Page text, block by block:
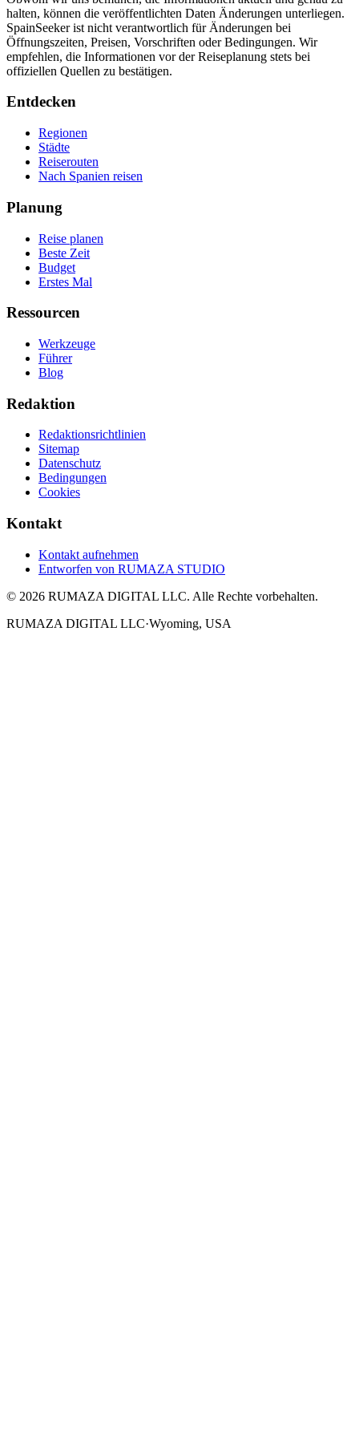
halten, können die veröffentlichten Daten Änderungen unterliegen.
SpainSeeker ist nicht verantwortlich für Änderungen bei
Öffnungszeiten, Preisen, Vorschriften oder Bedingungen. Wir
empfehlen, die Informationen vor der Reiseplanung stets bei
offiziellen Quellen zu bestätigen.
Entdecken
Regionen
Städte
Reiserouten
Nach Spanien reisen
Planung
Reise planen
Beste Zeit
Budget
Erstes Mal
Ressourcen
Werkzeuge
Führer
Blog
Redaktion
Redaktionsrichtlinien
Sitemap
Datenschutz
Bedingungen
Cookies
Kontakt
Kontakt aufnehmen
Entworfen von RUMAZA STUDIO
© 2026 RUMAZA DIGITAL LLC. Alle Rechte vorbehalten.
RUMAZA DIGITAL LLC·Wyoming, USA